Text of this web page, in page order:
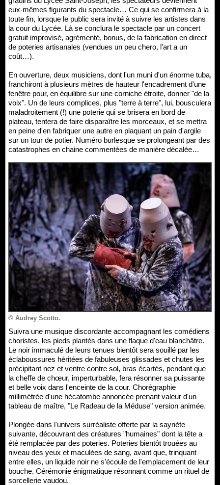
eux-mêmes figurants du spectacle… Ce qui se confirmera à la
toute fin, lorsque le public sera invité à suivre les artistes dans
la cour du Lycée. Là se conclura le spectacle par un concert
gratuit improvisé, agrémenté, bonus, de la fabrication en direct
de poteries artisanales (vendues un peu chero, l'art a un
coût…).
En ouverture, deux musiciens, dont l'un muni d'un énorme tuba,
franchiront à plusieurs mètres de hauteur l'encadrement d'une
fenêtre pour, en équilibre sur une corniche étroite, donner "de la
voix". Un de leurs complices, plus "terre à terre", lui, bousculera
maladroitement (!) une poterie qui se brisera en bord de
plateau, tentera de faire disparaître les morceaux, et se mettra
en peine d'en fabriquer une autre en plaquant un pain d'argile
sur un tour de potier. Numéro burlesque se prolongeant par des
catastrophes en chaine commentées de manière décalée…
© Audrey Scotto.
Suivra une musique discordante accompagnant les comédiens
choristes, les pieds plantés dans une flaque d'eau blanchâtre.
Le noir immaculé de leurs tenues bientôt sera souillé par les
éclaboussures héritées de fabuleuses glissades et chutes les
précipitant nez et ventre contre sol, bras écartés, pendant que
la cheffe de chœur, imperturbable, fera résonner sa puissante
et belle voix dans l'enceinte de la cour. Chorégraphie
millimétrée d'une hécatombe annoncée prenant valeur d'un
tableau de maître, "Le Radeau de la Méduse" version animée.
Plongée dans l'univers surréaliste offerte par la saynète
suivante, découvrant des créatures "humaines" dont la tête a
été remplacée par des poteries. Poteries bientôt trouées au
niveau des yeux et maculées de sang, avant que, trinquant
entre elles, un liquide noir ne s'écoule de l'emplacement de leur
bouche. Cérémonie énigmatique résonnant comme un rituel de
sorcellerie vaudou.